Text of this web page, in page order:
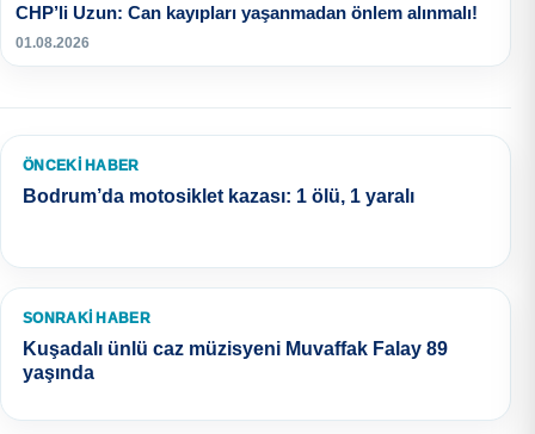
CHP’li Uzun: Can kayıpları yaşanmadan önlem alınmalı!
01.08.2026
ÖNCEKI HABER
Bodrum’da motosiklet kazası: 1 ölü, 1 yaralı
SONRAKI HABER
Kuşadalı ünlü caz müzisyeni Muvaffak Falay 89
yaşında